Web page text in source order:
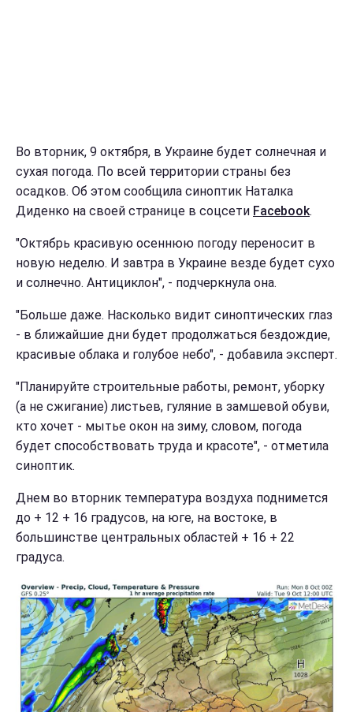
Во вторник, 9 октября, в Украине будет солнечная и
сухая погода. По всей территории страны без
осадков. Об этом сообщила синоптик Наталка
Диденко на своей странице в соцсети Facebook.
"Октябрь красивую осеннюю погоду переносит в
новую неделю. И завтра в Украине везде будет сухо
и солнечно. Антициклон", - подчеркнула она.
"Больше даже. Насколько видит синоптических глаз
- в ближайшие дни будет продолжаться бездождие,
красивые облака и голубое небо", - добавила эксперт.
"Планируйте строительные работы, ремонт, уборку
(а не сжигание) листьев, гуляние в замшевой обуви,
кто хочет - мытье окон на зиму, словом, погода
будет способствовать труда и красоте", - отметила
синоптик.
Днем во вторник температура воздуха поднимется
до + 12 + 16 градусов, на юге, на востоке, в
большинстве центральных областей + 16 + 22
градуса.